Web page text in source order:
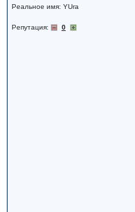
Реальное имя: YUra
Репутация: 0